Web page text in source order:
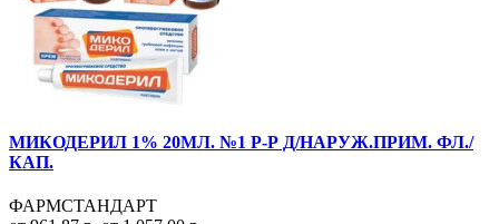
МИКОДЕРИЛ 1% 20МЛ. №1 Р-Р Д/НАРУЖ.ПРИМ. ФЛ./
КАП.
ФАРМСТАНДАРТ